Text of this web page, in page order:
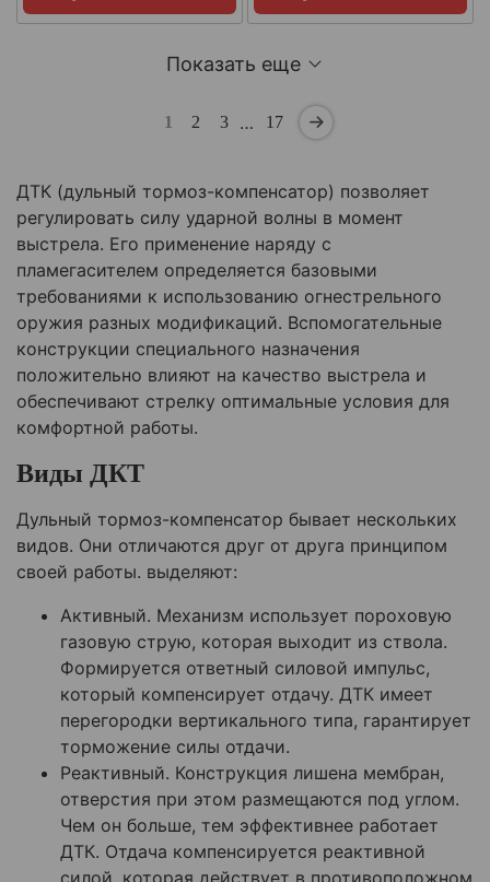
Показать еще
1 2 3 … 17
ДТК (дульный тормоз-компенсатор) позволяет
регулировать силу ударной волны в момент
выстрела. Его применение наряду с
пламегасителем определяется базовыми
требованиями к использованию огнестрельного
оружия разных модификаций. Вспомогательные
конструкции специального назначения
положительно влияют на качество выстрела и
обеспечивают стрелку оптимальные условия для
комфортной работы.
Виды ДКТ
Дульный тормоз-компенсатор бывает нескольких
видов. Они отличаются друг от друга принципом
своей работы. выделяют:
Активный. Механизм использует пороховую
газовую струю, которая выходит из ствола.
Формируется ответный силовой импульс,
который компенсирует отдачу. ДТК имеет
перегородки вертикального типа, гарантирует
торможение силы отдачи.
Реактивный. Конструкция лишена мембран,
отверстия при этом размещаются под углом.
Чем он больше, тем эффективнее работает
ДТК. Отдача компенсируется реактивной